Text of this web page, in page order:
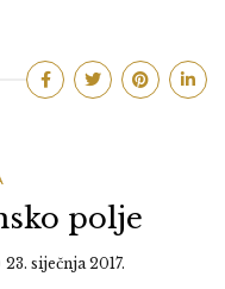
polje
23. siječnja 2017.